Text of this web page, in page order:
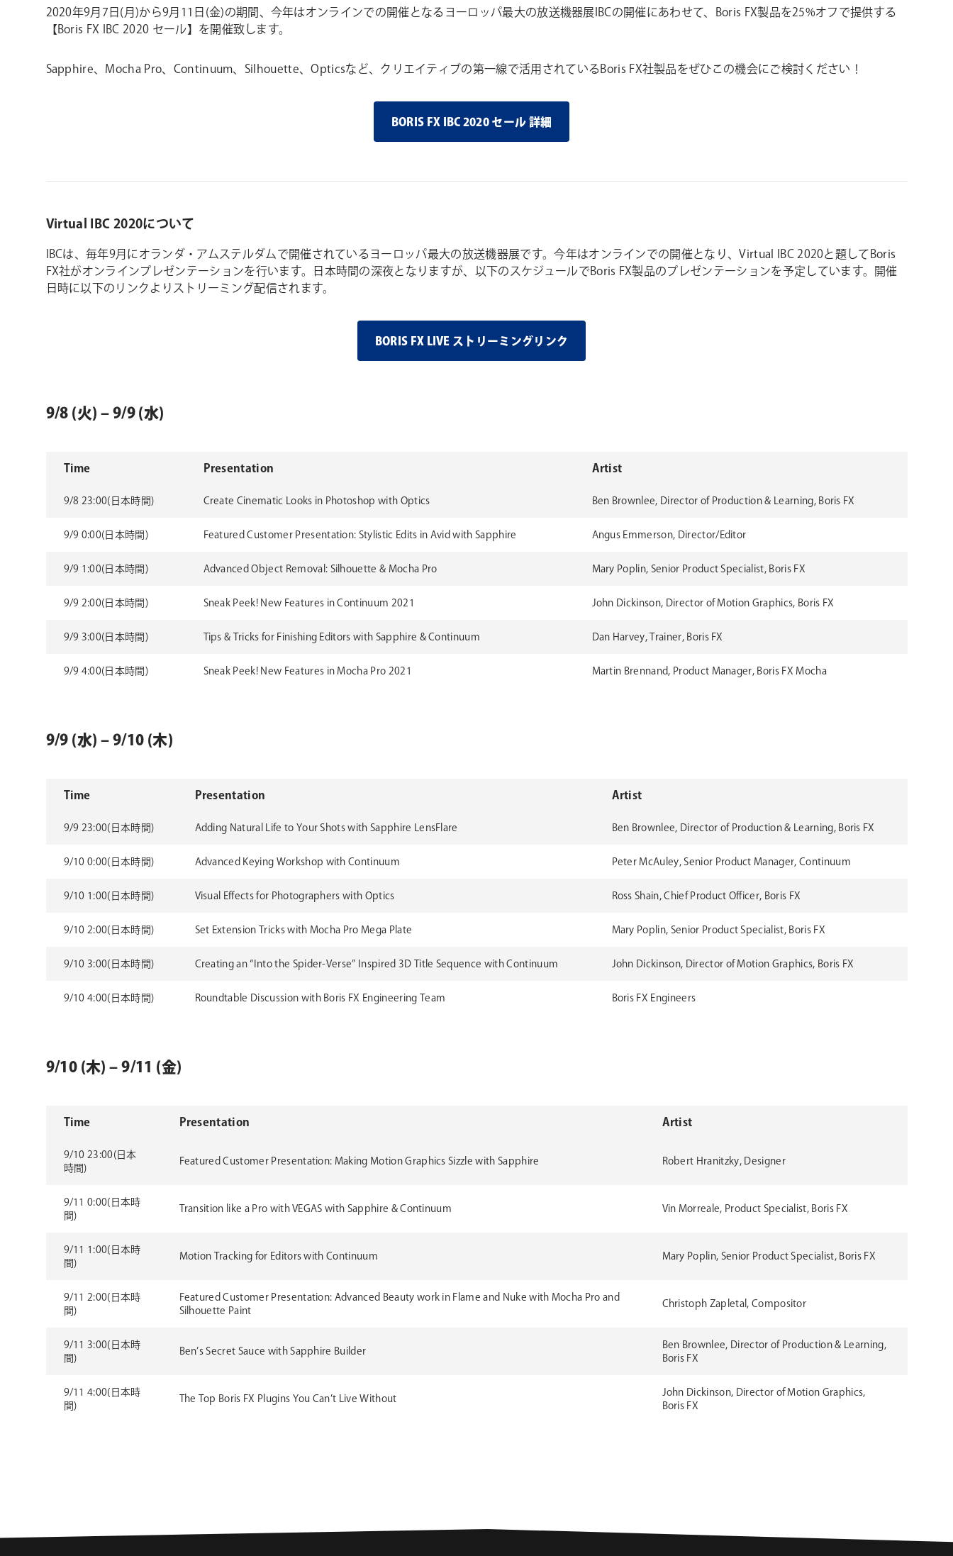
2020年9月7日(月)から9月11日(金)の期間、今年はオンラインでの開催となるヨーロッパ最大の放送機器展IBCの開催にあわせて、Boris FX製品を25%オフで提供する
【Boris FX IBC 2020 セール】を開催致します。
Sapphire、Mocha Pro、Continuum、Silhouette、Opticsなど、クリエイティブの第一線で活用されているBoris FX社製品をぜひこの機会にご検討ください！
BORIS FX IBC 2020 セール 詳細
Virtual IBC 2020について
IBCは、毎年9月にオランダ・アムステルダムで開催されているヨーロッパ最大の放送機器展です。今年はオンラインでの開催となり、Virtual IBC 2020と題してBoris
FX社がオンラインプレゼンテーションを行います。日本時間の深夜となりますが、以下のスケジュールでBoris FX製品のプレゼンテーションを予定しています。開催
日時に以下のリンクよりストリーミング配信されます。
BORIS FX LIVE ストリーミングリンク
9/8 (火) – 9/9 (水)
Time Presentation Artist
9/8 23:00(日本時間) Create Cinematic Looks in Photoshop with Optics Ben Brownlee, Director of Production & Learning, Boris FX
9/9 0:00(日本時間) Featured Customer Presentation: Stylistic Edits in Avid with Sapphire Angus Emmerson, Director/Editor
9/9 1:00(日本時間) Advanced Object Removal: Silhouette & Mocha Pro Mary Poplin, Senior Product Specialist, Boris FX
9/9 2:00(日本時間) Sneak Peek! New Features in Continuum 2021 John Dickinson, Director of Motion Graphics, Boris FX
9/9 3:00(日本時間) Tips & Tricks for Finishing Editors with Sapphire & Continuum Dan Harvey, Trainer, Boris FX
9/9 4:00(日本時間) Sneak Peek! New Features in Mocha Pro 2021 Martin Brennand, Product Manager, Boris FX Mocha
9/9 (水) – 9/10 (木)
Time Presentation Artist
9/9 23:00(日本時間) Adding Natural Life to Your Shots with Sapphire LensFlare Ben Brownlee, Director of Production & Learning, Boris FX
9/10 0:00(日本時間) Advanced Keying Workshop with Continuum Peter McAuley, Senior Product Manager, Continuum
9/10 1:00(日本時間) Visual Effects for Photographers with Optics Ross Shain, Chief Product Officer, Boris FX
9/10 2:00(日本時間) Set Extension Tricks with Mocha Pro Mega Plate Mary Poplin, Senior Product Specialist, Boris FX
9/10 3:00(日本時間) Creating an “Into the Spider-Verse” Inspired 3D Title Sequence with Continuum John Dickinson, Director of Motion Graphics, Boris FX
9/10 4:00(日本時間) Roundtable Discussion with Boris FX Engineering Team Boris FX Engineers
9/10 (木) – 9/11 (金)
Time Presentation Artist
9/10 23:00(日本
時間)
Featured Customer Presentation: Making Motion Graphics Sizzle with Sapphire Robert Hranitzky, Designer
9/11 0:00(日本時
間)
Transition like a Pro with VEGAS with Sapphire & Continuum Vin Morreale, Product Specialist, Boris FX
9/11 1:00(日本時
間)
Motion Tracking for Editors with Continuum Mary Poplin, Senior Product Specialist, Boris FX
9/11 2:00(日本時
間)
Featured Customer Presentation: Advanced Beauty work in Flame and Nuke with Mocha Pro and
Silhouette Paint
Christoph Zapletal, Compositor
9/11 3:00(日本時
間)
Ben’s Secret Sauce with Sapphire Builder
Ben Brownlee, Director of Production & Learning,
Boris FX
9/11 4:00(日本時
間)
The Top Boris FX Plugins You Can’t Live Without
John Dickinson, Director of Motion Graphics,
Boris FX